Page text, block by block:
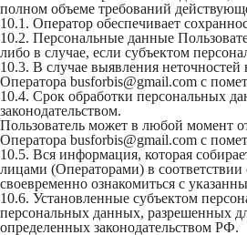
полном объеме требований
10.1. Оператор обеспечивает
10.2. Персональные данные
либо в случае, если субъектом
10.3. В случае выявления
Оператора busforbis@gmail.com с
10.4. Срок обработки персональных
законодательством.
Пользователь может в любой момент
Оператора busforbis@gmail.com с
10.5. Вся информация, которая
лицами (Операторами) в
своевременно ознакомиться с
10.6. Установленные субъектом
персональных данных, разрешенных
определенных законодательством РФ.